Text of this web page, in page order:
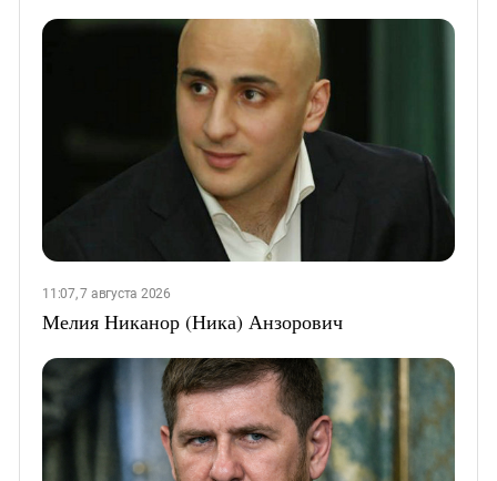
11:07, 7 августа 2026
Мелия Никанор (Ника) Анзорович